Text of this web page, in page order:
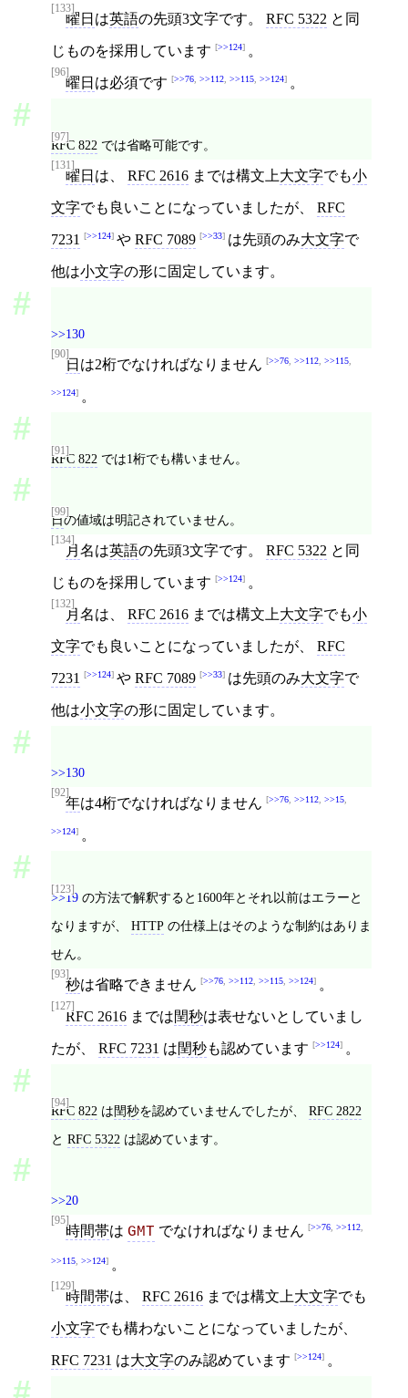
[133]
曜日 は英語の先頭3文字です。 RFC 5322 と同
じものを採用しています >>124 。
[96]
曜日 は必須です >>76 >>112 >>115 >>124 。
[97]
RFC 822 では省略可能です。
[131]
曜日 は、 RFC 2616 までは構文上大文字でも小
文字でも良いことになっていましたが、 RFC
7231 >>124 や RFC 7089 >>33 は先頭のみ大文字で
他は小文字の形に固定しています。
>>130
[90]
日 は2桁でなければなりません >>76 >>112 >>115
>>124 。
[91]
RFC 822 では1桁でも構いません。
[99]
日の値域は明記されていません。
[134]
月 名は英語の先頭3文字です。 RFC 5322 と同
じものを採用しています >>124 。
[132]
月 名は、 RFC 2616 までは構文上大文字でも小
文字でも良いことになっていましたが、 RFC
7231 >>124 や RFC 7089 >>33 は先頭のみ大文字で
他は小文字の形に固定しています。
>>130
[92]
年は4桁でなければなりません >>76 >>112 >>15
>>124 。
[123]
>>19 の方法で解釈すると1600年とそれ以前はエラーと
なりますが、 HTTP の仕様上はそのような制約はありま
せん。
[93]
秒は省略できません >>76 >>112 >>115 >>124 。
[127]
RFC 2616 までは閏秒は表せないとしていまし
たが、 RFC 7231 は閏秒も認めています >>124 。
[94]
RFC 822 は閏秒を認めていませんでしたが、 RFC 2822
と RFC 5322 は認めています。
>>20
[95]
時間帯は GMT でなければなりません >>76 >>112
>>115 >>124 。
[129]
時間帯は、 RFC 2616 までは構文上大文字でも
小文字でも構わないことになっていましたが、
RFC 7231 は大文字のみ認めています >>124 。